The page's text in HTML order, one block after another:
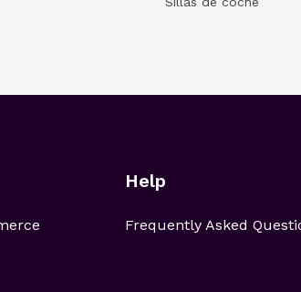
Help
Frequently Asked